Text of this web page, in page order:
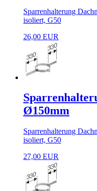
Sparrenhalterung
isoliert, G50
26,00 EUR
Ø150mm
Sparrenhalterung
isoliert, G50
27,00 EUR